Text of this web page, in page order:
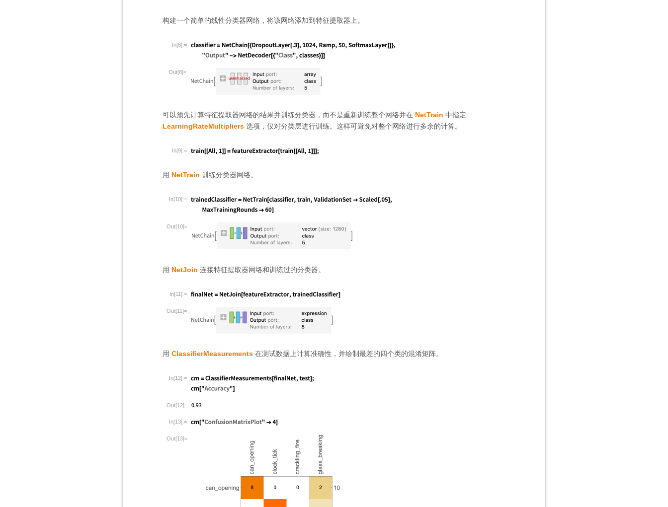
构建一个简单的线性分类器网络，将该网络添加到特征提取器上。
In[8]:=
Out[8]=
可以预先计算特征提取器网络的结果并训练分类器，而不是重新训练整个网络并在 NetTrain 中指定
LearningRateMultipliers 选项，仅对分类层进行训练。这样可避免对整个网络进行多余的计算。
In[9]:=
用 NetTrain 训练分类器网络。
In[10]:=
Out[10]=
用 NetJoin 连接特征提取器网络和训练过的分类器。
In[11]:=
Out[11]=
用 ClassifierMeasurements 在测试数据上计算准确性，并绘制最差的四个类的混淆矩阵。
In[12]:=
Out[12]=
In[13]:=
Out[13]=